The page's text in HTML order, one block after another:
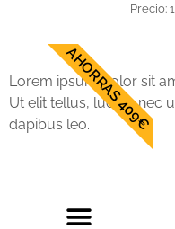
Precio:
AHORRAS 409€
Lorem ipsum dolor sit
Ut elit tellus, luctus nec
dapibus leo.